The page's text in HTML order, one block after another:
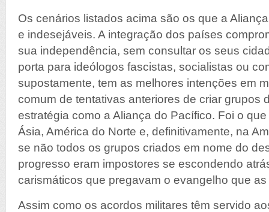
Os cenários listados acima são os que a
e indesejáveis. A integração dos países
sua independência, sem consultar os seus
porta para ideólogos fascistas, socialistas ou
supostamente, tem as melhores intenções em
comum de tentativas anteriores de criar grupos
estratégia como a Aliança do Pacífico. Foi o
Ásia, América do Norte e, definitivamente, na
se não todos os grupos criados em nome do
progresso eram impostores se escondendo
carismáticos que pregavam o evangelho que
Assim como os acordos militares têm servido